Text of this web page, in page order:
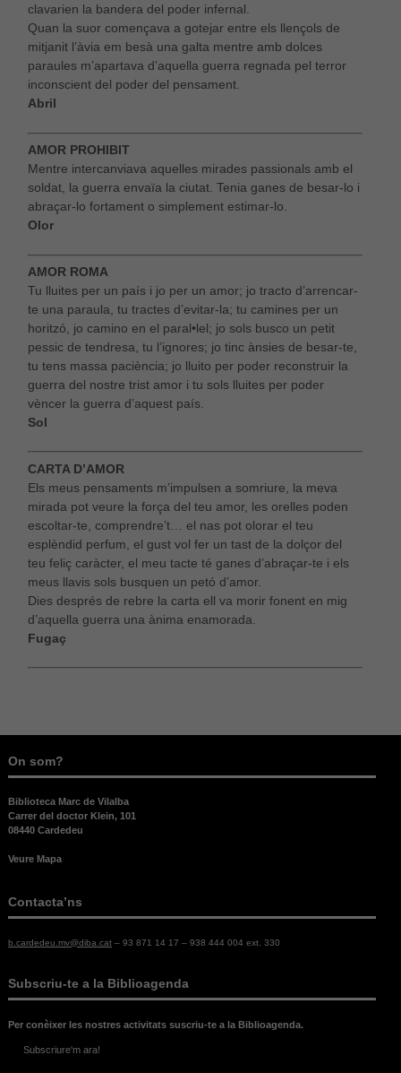
clavarien la bandera del poder infernal.
Quan la suor començava a gotejar entre els llençols de
mitjanit l’àvia em besà una galta mentre amb dolces
paraules m’apartava d’aquella guerra regnada pel terror
inconscient del poder del pensament.
Abril
AMOR PROHIBIT
Mentre intercanviava aquelles mirades passionals amb el
soldat, la guerra envaïa la ciutat. Tenia ganes de besar-lo i
abraçar-lo fortament o simplement estimar-lo.
Olor
AMOR ROMA
Tu lluites per un país i jo per un amor; jo tracto d’arrencar-
te una paraula, tu tractes d’evitar-la; tu camines per un
horitzó, jo camino en el paral•lel; jo sols busco un petit
pessic de tendresa, tu l’ignores; jo tinc ànsies de besar-te,
tu tens massa paciència; jo lluito per poder reconstruir la
guerra del nostre trist amor i tu sols lluites per poder
vèncer la guerra d’aquest país.
Sol
CARTA D’AMOR
Els meus pensaments m’impulsen a somriure, la meva
mirada pot veure la força del teu amor, les orelles poden
escoltar-te, comprendre’t… el nas pot olorar el teu
esplèndid perfum, el gust vol fer un tast de la dolçor del
teu feliç caràcter, el meu tacte té ganes d’abraçar-te i els
meus llavis sols busquen un petó d’amor.
Dies després de rebre la carta ell va morir fonent en mig
d’aquella guerra una ànima enamorada.
Fugaç
On som?
Biblioteca Marc de Vilalba
Carrer del doctor Klein, 101
08440 Cardedeu
Veure Mapa
Contacta’ns
b.cardedeu.mv@diba.cat– 93 871 14 17 – 938 444 004 ext. 330
Subscriu-te a la Biblioagenda
Per conèixer les nostres activitats suscriu-te a la Biblioagenda.
Subscriure'm ara!